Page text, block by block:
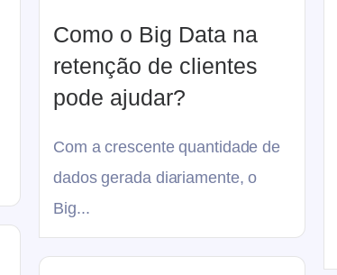
Como o Big Data na
retenção de clientes
pode ajudar?
Com a crescente quantidade de
dados gerada diariamente, o
Big...